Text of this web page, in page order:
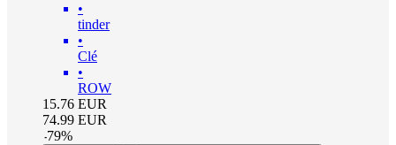
•
tinder
•
Clé
•
ROW
15.76 EUR
74.99 EUR
-79%